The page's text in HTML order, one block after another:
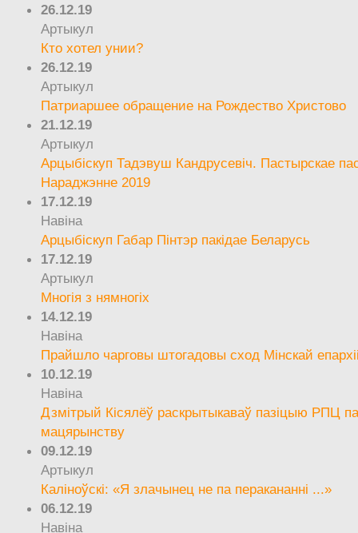
26.12.19
Артыкул
Кто хотел унии?
26.12.19
Артыкул
Патриаршее обращение на Рождество Христово
21.12.19
Артыкул
Арцыбіскуп Тадэвуш Кандрусевіч. Пастырскае
Нараджэнне 2019
17.12.19
Навіна
Арцыбіскуп Габар Пінтэр пакідае Беларусь
17.12.19
Артыкул
Многія з нямногіх
14.12.19
Навіна
Прайшло чарговы штогадовы сход Мінскай
10.12.19
Навіна
Дзмітрый Кісялёў раскрытыкаваў пазіцыю РПЦ
мацярынству
09.12.19
Артыкул
Каліноўскі: «Я злачынец не па перакананні ...»
06.12.19
Навіна